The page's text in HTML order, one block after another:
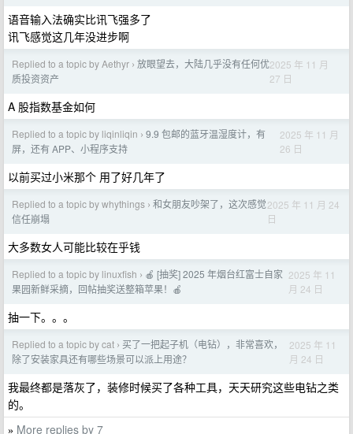
语音输入法确实比讯飞强多了
讯飞感觉这几年没进步啊
Replied to a topic by Aethyr › 放眼望去，大陆几乎没有任何优
质投资资产
2025 年 11 月
27 日
A 股指数基金如何
Replied to a topic by liqinliqin › 9.9 包邮的蓝牙温湿度计，有
屏，还有 APP、小程序支持
2025 年 11 月
26 日
以前买过小米那个 用了好几年了
Replied to a topic by whythings › 和女朋友吵架了，这次感觉
信任崩塌
2025 年 11 月 24
日
大多数女人可能比较在乎钱
Replied to a topic by linuxfish › 🍎 [抽奖] 2025 年烟台红富士自家
果园新鲜采摘，回帖抽奖送整箱苹果！🍎
2025 年 11
月 24 日
抽一下。。。
Replied to a topic by cat › 买了一把起子机（电钻），非常喜欢，
除了安装家具还有哪些场景可以派上用途？
2025 年 11
月 24 日
我最终都是落灰了，装修时候买了各种工具，天天研究这些电钻之类
的。
» More replies by 7